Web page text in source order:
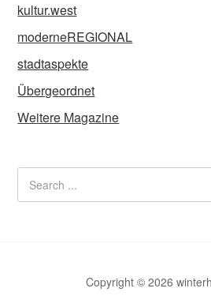
kultur.west
moderneREGIONAL
stadtaspekte
Übergeordnet
Weitere Magazine
Copyright © 2026